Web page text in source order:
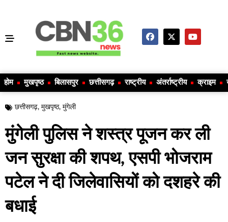
होम मुखपृष्ठ बिलासपुर छत्तीसगढ़ राष्ट्रीय अंतर्राष्ट्रीय क्राइम
छत्तीसगढ़, मुखपृष्ठ, मुंगेली
मुंगेली पुलिस ने शस्त्र पूजन कर ली
जन सुरक्षा की शपथ, एसपी भोजराम
पटेल ने दी जिलेवासियों को दशहरे की
बधाई